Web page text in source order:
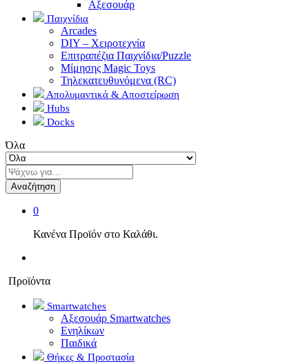
Αξεσουάρ
Παιχνίδια
Arcades
DIY – Χειροτεχνία
Επιτραπέζια Παιχνίδια/Puzzle
Μίμησης Magic Toys
Τηλεκατευθυνόμενα (RC)
Απολυμαντικά & Αποστείρωση
Hubs
Docks
Όλα
Αναζήτηση
0
Κανένα Προϊόν στο Καλάθι.
Προϊόντα
Smartwatches
Αξεσουάρ Smartwatches
Ενηλίκων
Παιδικά
Θήκες & Προστασία